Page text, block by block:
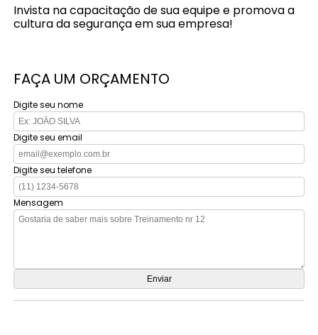
Invista na capacitação de sua equipe e promova a
cultura da segurança em sua empresa!
FAÇA UM ORÇAMENTO
Digite seu nome
Digite seu email
Digite seu telefone
Mensagem